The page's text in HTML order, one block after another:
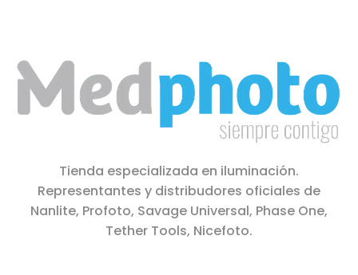
Tienda especializada en iluminación.
Representantes y distribudores oficiales de
Nanlite, Profoto, Savage Universal, Phase One,
Tether Tools, Nicefoto.